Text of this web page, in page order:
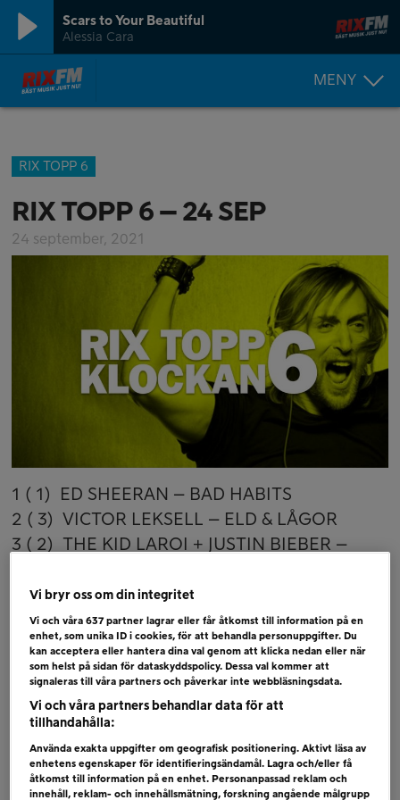
Scars to Your Beautiful
Alessia Cara
MENY
RIX TOPP 6
RIX TOPP 6 – 24 SEP
24 september, 2021
1 ( 1) ED SHEERAN – BAD HABITS
2 ( 3) VICTOR LEKSELL – ELD & LÅGOR
3 ( 2) THE KID LAROI + JUSTIN BIEBER –
4 ( 4) ABBA – DON´T SHUT ME DOWN
5 ( 6) ED SHEERAN – SHIVERS
6 ( 5) ELTON JOHN + DUA LIPA – COLD
HEART
DAVID GUETTA + MISTA JAM + JOHN
NEWMAN – IF YOU REALLY LOVE ME (HOW
Vi bryr oss om din integritet
Vi och våra637 partner lagrar eller får åtkomst till information på en
enhet, som unika ID i cookies, för att behandla personuppgifter. Du
kan acceptera eller hantera dina val genom att klicka nedan eller när
som helst på sidan för dataskyddspolicy. Dessa val kommer att
signaleras till våra partners och påverkar inte webbläsningsdata.
Vi och våra partners behandlar data för att
tillhandahålla:
Använda exakta uppgifter om geografisk positionering. Aktivt läsa av
enhetens egenskaper för identifieringsändamål. Lagra och/eller få
åtkomst till information på en enhet. Personanpassad reklam och
innehåll, reklam- och innehållsmätning, forskning angående målgrupp